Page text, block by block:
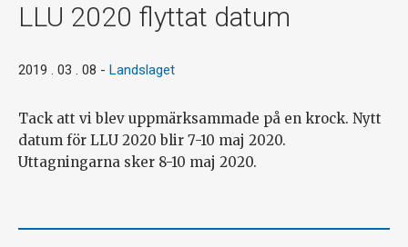
LLU 2020 flyttat datum
2019 . 03 . 08 - Landslaget
Tack att vi blev uppmärksammade på en krock. Nytt
datum för LLU 2020 blir 7-10 maj 2020.
Uttagningarna sker 8-10 maj 2020.